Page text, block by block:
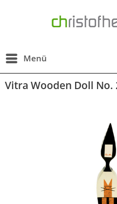
Menü
Vitra Wooden Doll No.